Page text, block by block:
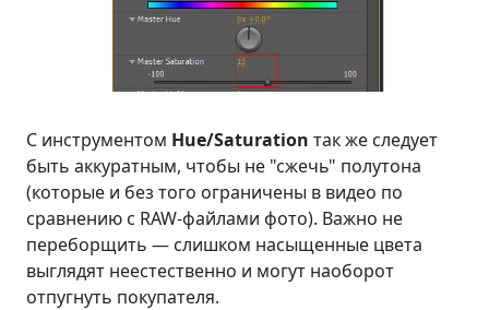
С инструментом Hue/Saturation так же следует
быть аккуратным, чтобы не "сжечь" полутона
(которые и без того ограничены в видео по
сравнению с RAW-файлами фото). Важно не
переборщить — слишком насыщенные цвета
выглядят неестественно и могут наоборот
отпугнуть покупателя.